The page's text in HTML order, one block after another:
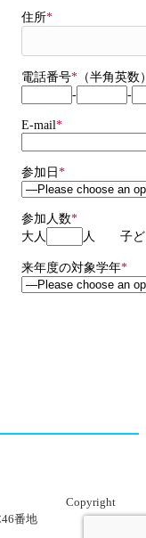
住所*
電話番号* （半角英数
-
-
E-mail*
参加日*
参加人数*
大人
人 子ど
来年度の対象学年*
番地
Copyright